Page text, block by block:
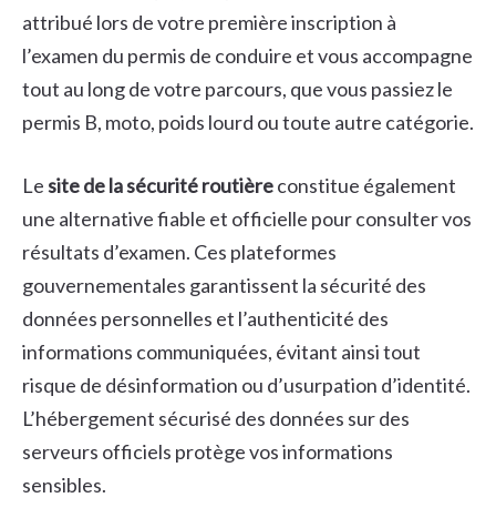
attribué lors de votre première inscription à
l’examen du permis de conduire et vous accompagne
tout au long de votre parcours, que vous passiez le
permis B, moto, poids lourd ou toute autre catégorie.
Lesite de la sécurité routièreconstitue également
une alternative fiable et officielle pour consulter vos
résultats d’examen. Ces plateformes
gouvernementales garantissent la sécurité des
données personnelles et l’authenticité des
informations communiquées, évitant ainsi tout
risque de désinformation ou d’usurpation d’identité.
L’hébergement sécurisé des données sur des
serveurs officiels protège vos informations
sensibles.